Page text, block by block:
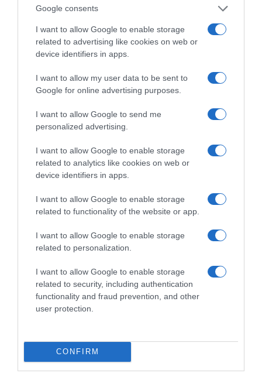
Google consents
I want to allow Google to enable storage
related to advertising like cookies on web or
device identifiers in apps.
I want to allow my user data to be sent to
Google for online advertising purposes.
I want to allow Google to send me
personalized advertising.
I want to allow Google to enable storage
related to analytics like cookies on web or
device identifiers in apps.
I want to allow Google to enable storage
related to functionality of the website or app.
I want to allow Google to enable storage
related to personalization.
I want to allow Google to enable storage
related to security, including authentication
functionality and fraud prevention, and other
user protection.
CONFIRM
εκλογές στο Μαξίμου
επομένων ημερών:
Κανονικός Αύγουστος
με δυνατούς βοριάδες
Facebook
LinkedIn
Tags:media-τυπολογιεσ